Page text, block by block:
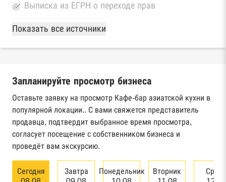
Выписка из ЕГРН о переходе прав
База Росстата
Реестры ЕГРЮЛ и ЕГРИП Федеральной
Реестр государственных контрактов
Федерального казначейства
Картотека арбитражных дел Высшего
арбитражного суда
банкротстве юридических лиц
Показать все источники
Запланируйте просмотр бизнеса
Оставьте заявку на просмотр Кафе-бар азиатской кухни в
популярной локации.. С вами свяжется представитель
продавца, подтвердит выбранное время просмотра,
согласует посещение с собственником бизнеса и
проведёт вам экскурсию.
Сегодня
Завтра
Понедельник
Вторник